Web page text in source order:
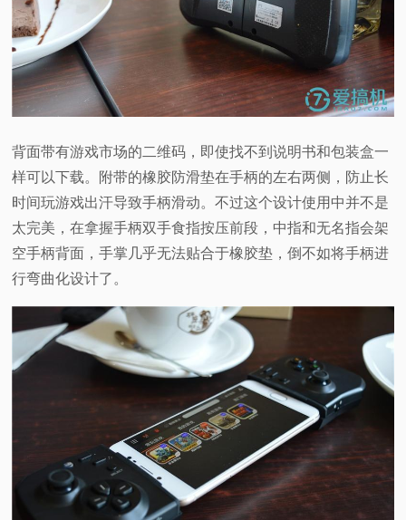
背面带有游戏市场的二维码，即使找不到说明书和包装盒一
样可以下载。附带的橡胶防滑垫在手柄的左右两侧，防止长
时间玩游戏出汗导致手柄滑动。不过这个设计使用中并不是
太完美，在拿握手柄双手食指按压前段，中指和无名指会架
空手柄背面，手掌几乎无法贴合于橡胶垫，倒不如将手柄进
行弯曲化设计了。